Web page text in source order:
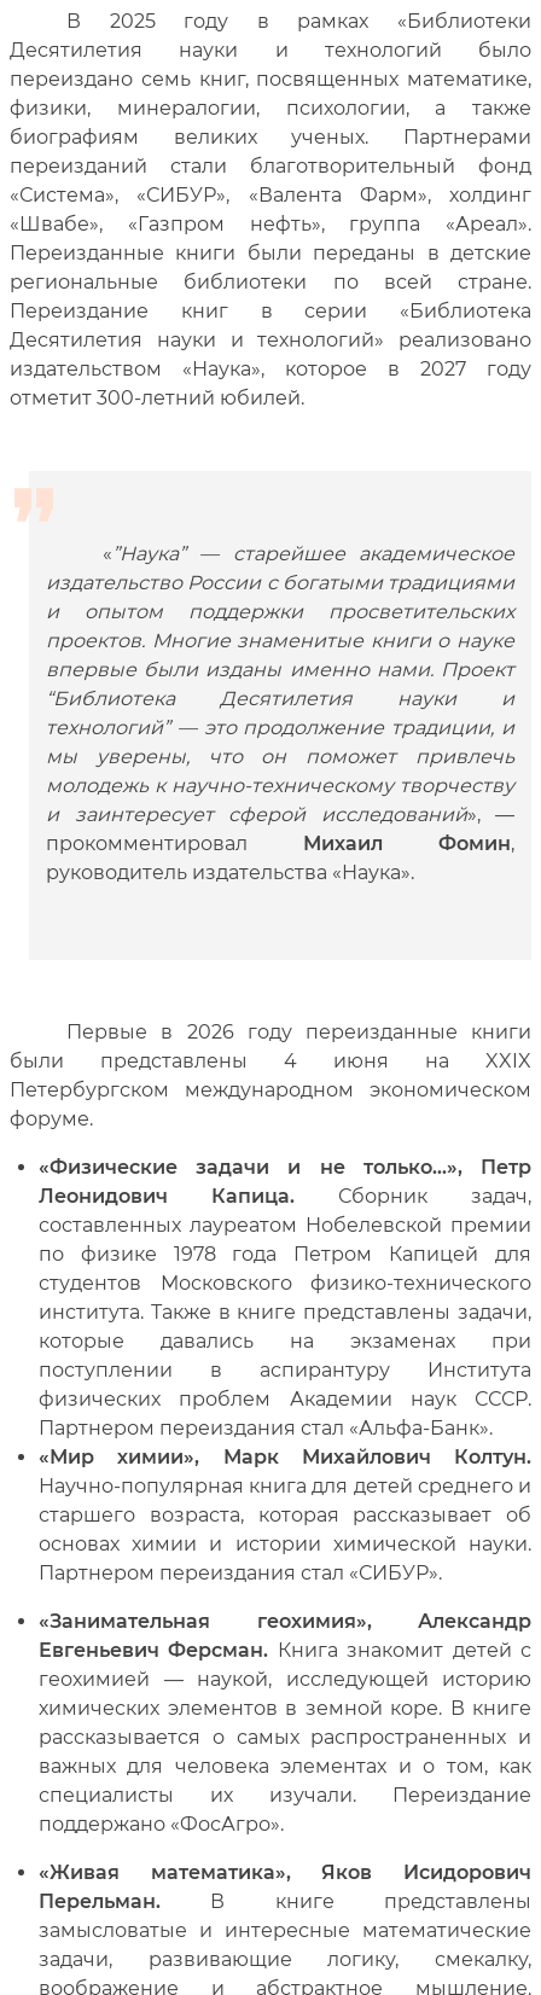
В 2025 году в рамках «Библиотеки
Десятилетия науки и технологий было
переиздано семь книг, посвященных математике,
физики, минералогии, психологии, а также
биографиям великих ученых. Партнерами
переизданий стали благотворительный фонд
«Система», «СИБУР», «Валента Фарм», холдинг
«Швабе», «Газпром нефть», группа «Ареал».
Переизданные книги были переданы в детские
региональные библиотеки по всей стране.
Переиздание книг в серии «Библиотека
Десятилетия науки и технологий» реализовано
издательством «Наука», которое в 2027 году
отметит 300-летний юбилей.
« ”Наука” — старейшее академическое
издательство России с богатыми традициями
и опытом поддержки просветительских
проектов. Многие знаменитые книги о науке
впервые были изданы именно нами. Проект
“Библиотека Десятилетия науки и
технологий” — это продолжение традиции, и
мы уверены, что он поможет привлечь
молодежь к научно-техническому творчеству
и заинтересует сферой исследований», —
прокомментировал Михаил Фомин,
руководитель издательства «Наука».
Первые в 2026 году переизданные книги
были представлены 4 июня на XXIX
Петербургском международном экономическом
форуме.
«Физические задачи и не только…», Петр
Леонидович Капица. Сборник задач,
составленных лауреатом Нобелевской премии
по физике 1978 года Петром Капицей для
студентов Московского физико-технического
института. Также в книге представлены задачи,
которые давались на экзаменах при
поступлении в аспирантуру Института
физических проблем Академии наук СССР.
Партнером переиздания стал «Альфа-Банк».
«Мир химии», Марк Михайлович Колтун.
Научно-популярная книга для детей среднего и
старшего возраста, которая рассказывает об
основах химии и истории химической науки.
Партнером переиздания стал «СИБУР».
«Занимательная геохимия», Александр
Евгеньевич Ферсман. Книга знакомит детей с
геохимией — наукой, исследующей историю
химических элементов в земной коре. В книге
рассказывается о самых распространенных и
важных для человека элементах и о том, как
специалисты их изучали. Переиздание
поддержано «ФосАгро».
«Живая математика», Яков Исидорович
Перельман. В книге представлены
замысловатые и интересные математические
задачи, развивающие логику, смекалку,
воображение и абстрактное мышление.